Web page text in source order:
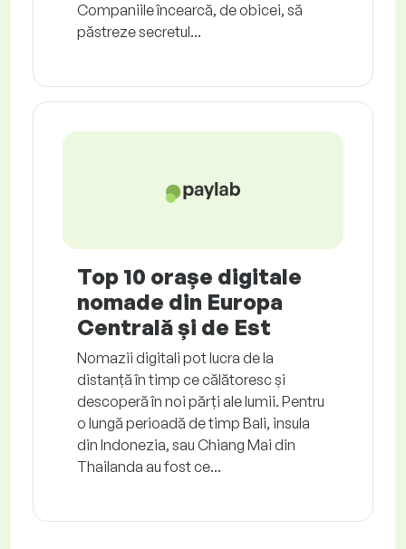
Companiile încearcă, de obicei, să
păstreze secretul...
Top 10 orașe digitale
nomade din Europa
Centrală și de Est
Nomazii digitali pot lucra de la
distanță în timp ce călătoresc și
descoperă în noi părți ale lumii. Pentru
o lungă perioadă de timp Bali, insula
din Indonezia, sau Chiang Mai din
Thailanda au fost ce...